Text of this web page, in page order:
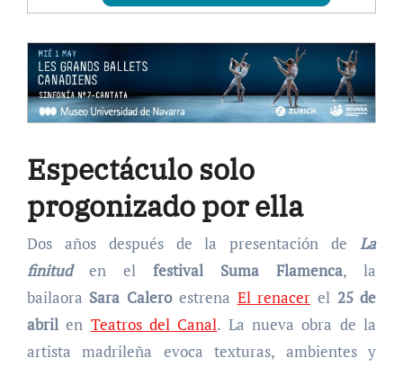
Espectáculo solo
progonizado por ella
Dos años después de la presentación deLa
finituden el festival Suma Flamenca, la
bailaora Sara Caleroestrena El renacer el 25 de
abrilen Teatros del Canal. La nueva obra de la
artista madrileña evoca texturas, ambientes y